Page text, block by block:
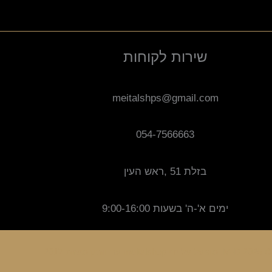
שירות לקוחות
meitalshps@gmail.com
054-7566663
בזלת 51 ,ראש העין
ימים א'-ה' בשעות 9:00-16:00